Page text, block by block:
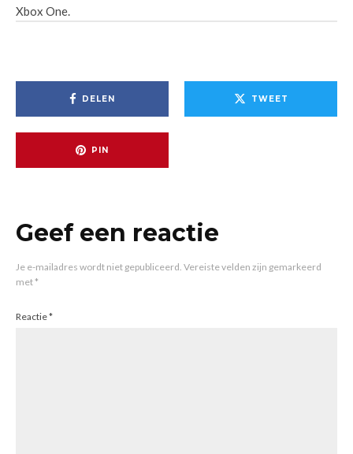
Xbox One.
DELEN TWEET
PIN
Geef een reactie
Je e-mailadres wordt niet gepubliceerd. Vereiste velden zijn gemarkeerd
met*
Reactie*